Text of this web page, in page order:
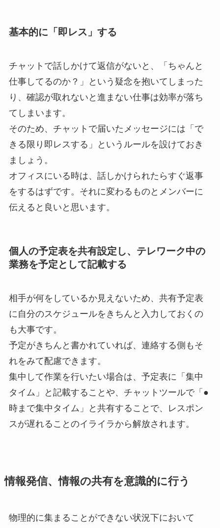
基本的に「即レス」する
チャットで話しかけて返信がないと、「ちゃんと
仕事してるのか？」という疑念を抱いてしまった
り、確認が取れないと進まない仕事は効率が落ち
てしまいます。
そのため、チャットで届いたメッセージには「で
きる限り即レスする」というルールを設けておき
ましょう。
オフィスにいる時は、話しかけられたらすぐ返事
をするはずです。それに変わるものとメンバーに
伝えると良いと思います。
個人の予定表を共有設定し、テレワーク中の
業務を予定として記載する
相手が何をしているか見えないため、共有予定表
に自分のスケジュールをきちんと入力しておくの
も大事です。
予定がきちんと書かれていれば、連絡する側もそ
れをみて配慮できます。
集中して作業を行いたい場合は、予定表に「集中
タイム」と記載することや、チャットツールで「●
時まで集中タイム」と共有することで、レスポン
スが遅れることのイライラから解放されます。
情報発信、情報の共有を意識的に行う
物理的に集まることができない状況下において